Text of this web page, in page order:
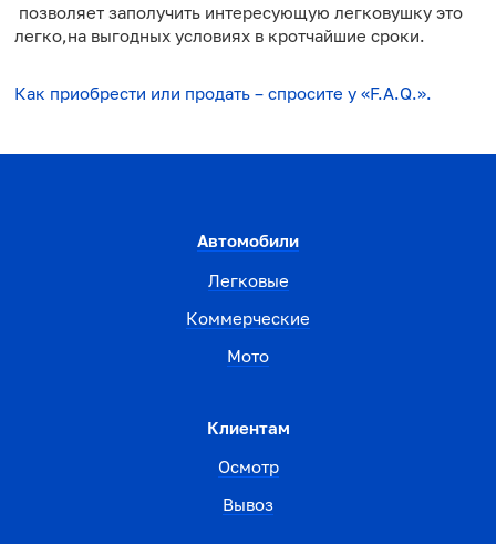
позволяет заполучить интересующую легковушку это
легко,на выгодных условиях в кротчайшие сроки.
Как приобрести или продать – спросите у «F.A.Q.».
Автомобили
Легковые
Коммерческие
Мото
Клиентам
Осмотр
Вывоз